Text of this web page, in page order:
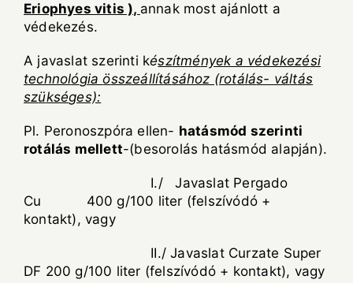
Eriophyes vitis ), annak most ajánlott a
védekezés.
A javaslat szerinti készítmények a védekezési
technológiaösszeállításához (rotálás- váltás
szükséges):
Pl. Peronoszpóra ellen- hatásmód szerinti
rotálás mellett-(besorolás hatásmód alapján).
I./ Javaslat Pergado
Cu 400 g/100 liter (felszívódó +
kontakt), vagy
II./ Javaslat Curzate Super
DF 200 g/100 liter (felszívódó + kontakt), vagy